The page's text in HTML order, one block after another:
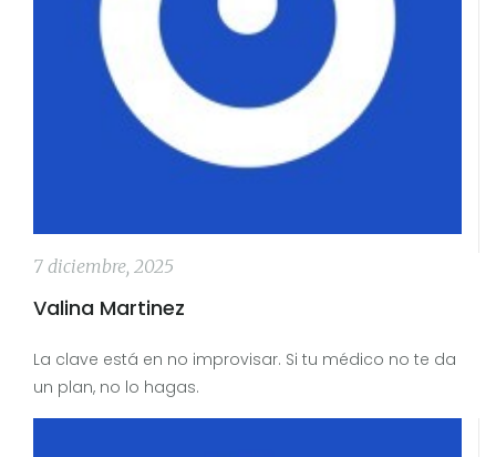
7 diciembre, 2025
Valina Martinez
La clave está en no improvisar. Si tu médico no te da
un plan, no lo hagas.